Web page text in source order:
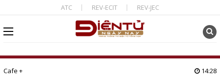
ATC REV-ECIT REV-JEC
Cafe + 14:28